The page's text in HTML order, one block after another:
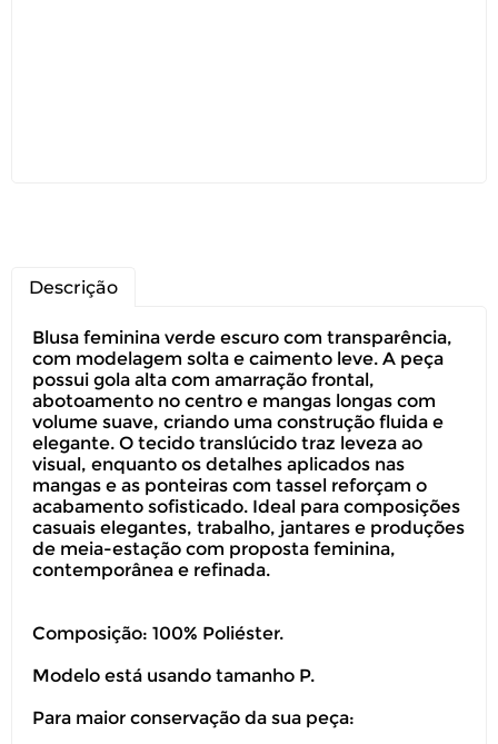
Descrição
Blusa feminina verde escuro com transparência,
com modelagem solta e caimento leve. A peça
possui gola alta com amarração frontal,
abotoamento no centro e mangas longas com
volume suave, criando uma construção fluida e
elegante. O tecido translúcido traz leveza ao
visual, enquanto os detalhes aplicados nas
mangas e as ponteiras com tassel reforçam o
acabamento sofisticado. Ideal para composições
casuais elegantes, trabalho, jantares e produções
de meia-estação com proposta feminina,
contemporânea e refinada.
Composição: 100% Poliéster.
Modelo está usando tamanho P.
Para maior conservação da sua peça: